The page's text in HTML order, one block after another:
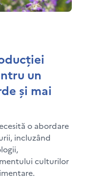
un
și mai
o abordare
incluzând
culturilor